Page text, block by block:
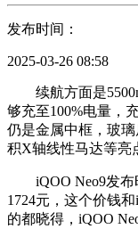
发布时间：
2025-03-26 08:58
续航方面是
够充至100%电量，
仍是金属中框，玻
积X轴线性马达等亮
iQOO Neo9发布
1724元，这个价钱
的都晓得，iQOO